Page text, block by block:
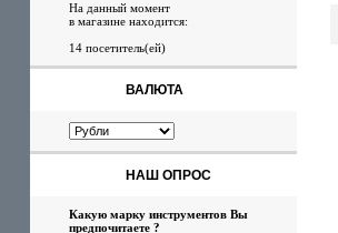
На данный момент
в магазине находится:
14 посетитель(ей)
ВАЛЮТА
НАШ ОПРОС
Какую марку инструментов Вы
предпочитаете ?